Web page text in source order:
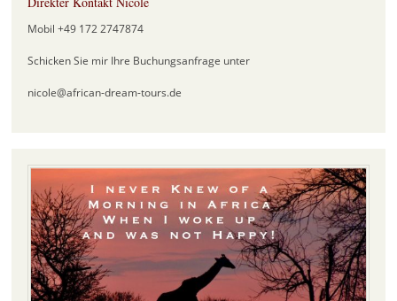
Mobil +49 172 2747874
Schicken Sie mir Ihre Buchungsanfrage unter
nicole@african-dream-tours.de